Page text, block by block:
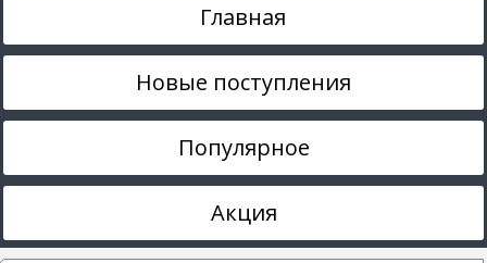
Главная
Новые поступления
Популярное
Акция